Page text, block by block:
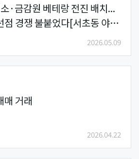
·금감원 베테랑 전진 배치...
점 경쟁 불붙었다[서초동 야단
2026.05.09
매 거래
2026.04.22